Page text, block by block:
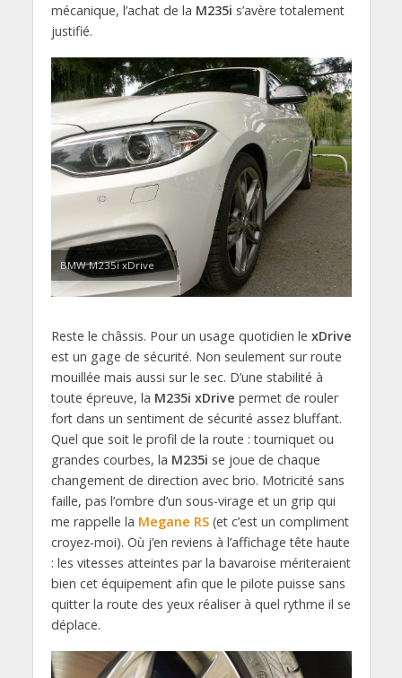
mécanique, l’achat de la M235i s’avère totalement
justifié.
BMW M235i xDrive
Reste le châssis. Pour un usage quotidien le xDrive
est un gage de sécurité. Non seulement sur route
mouillée mais aussi sur le sec. D’une stabilité à
toute épreuve, la M235i xDrive permet de rouler
fort dans un sentiment de sécurité assez bluffant.
Quel que soit le profil de la route : tourniquet ou
grandes courbes, la M235i se joue de chaque
changement de direction avec brio. Motricité sans
faille, pas l’ombre d’un sous-virage et un grip qui
me rappelle la Megane RS(et c’est un compliment
croyez-moi). Où j’en reviens à l’affichage tête haute
: les vitesses atteintes par la bavaroise mériteraient
bien cet équipement afin que le pilote puisse sans
quitter la route des yeux réaliser à quel rythme il se
déplace.